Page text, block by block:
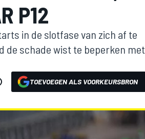
P12
in de slotfase van zich af te
de schade wist te beperken met
TOEVOEGEN ALS VOORKEURSBRON